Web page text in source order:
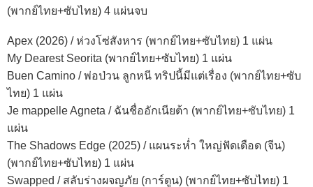
(พากย์ไทย+ซับไทย) 4 แผ่นจบ
Apex (2026) / ห่วงโซ่สังหาร (พากย์ไทย+ซับไทย) 1 แผ่น
My Dearest Seorita (พากย์ไทย+ซับไทย) 1 แผ่น
Buen Camino / พ่อป่วน ลูกหนี ทริปนี้มีแต่เรื่อง (พากย์ไทย+ซับ
ไทย) 1 แผ่น
Je mappelle Agneta / ฉันชื่ออักเนียต้า (พากย์ไทย+ซับไทย) 1
แผ่น
The Shadows Edge (2025) / แผนระห่ำ ใหญ่ฟัดเดือด (จีน)
(พากย์ไทย+ซับไทย) 1 แผ่น
Swapped / สลับร่างผจญภัย (การ์ตูน) (พากย์ไทย+ซับไทย) 1